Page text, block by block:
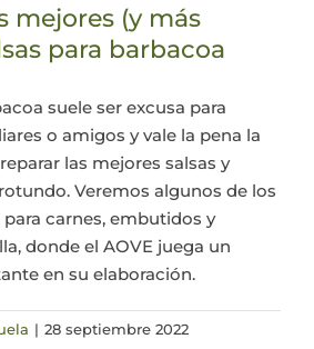
mejores (y más
para barbacoa
suele ser excusa para
o amigos y vale la pena la
las mejores salsas y
Veremos algunos de los
carnes, embutidos y
donde el AOVE juega un
en su elaboración.
| 28 septiembre 2022